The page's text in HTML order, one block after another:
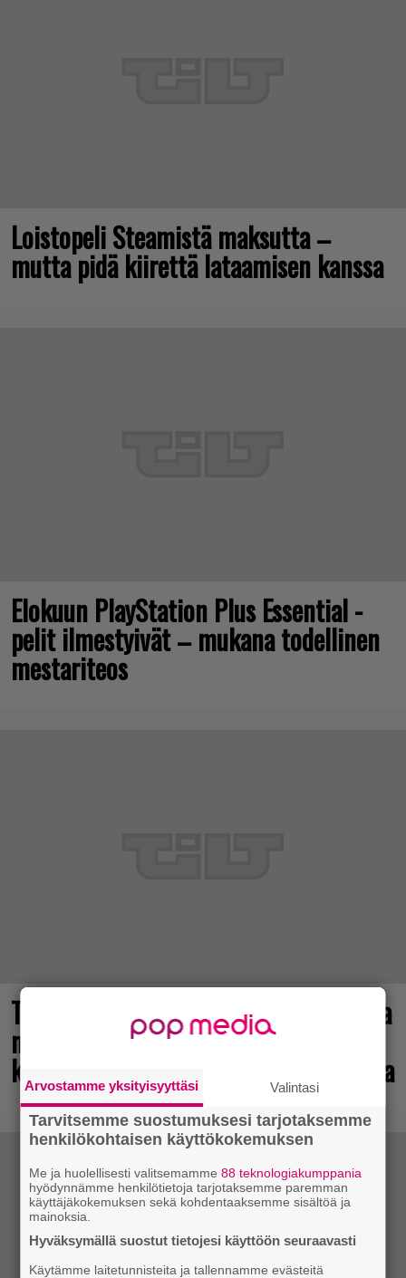
Loistopeli Steamistä maksutta –
mutta pidä kiirettä lataamisen kanssa
Elokuun PlayStation Plus Essential -
pelit ilmestyivät – mukana todellinen
mestariteos
Tulevasta Resident Evil -uusioversiosta
näyttäisi tulevan menestys – jo yli
kahden miljoonan pelaajan toivelistalla
Arvostamme yksityisyyttäsi Valintasi
Tarvitsemme suostumuksesi tarjotaksemme
henkilökohtaisen käyttökokemuksen
Me ja huolellisesti valitsemamme88 teknologiakumppania
hyödynnämme henkilötietoja tarjotaksemme paremman
käyttäjäkokemuksen sekä kohdentaaksemme sisältöä ja
mainoksia.
Hyväksymällä suostut tietojesi käyttöön seuraavasti
Käytämme laitetunnisteita ja tallennamme evästeitä